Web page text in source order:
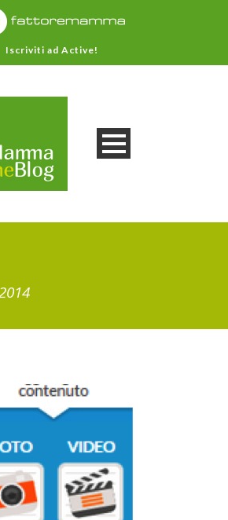
Iscriviti ad Active!